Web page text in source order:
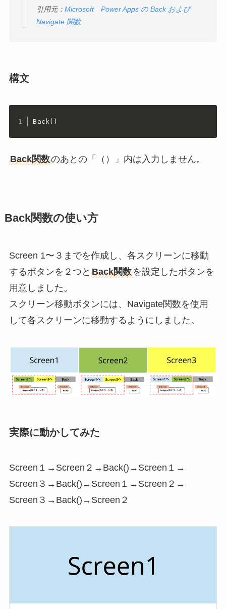
引用元： Microsoft Power Apps の Back および
Navigate 関数
構文
Back()
Back関数のあとの「（）」内は入力しません。
Back関数の使い方
Screen 1〜３までを作成し、各スクリーンに移動
するボタンを２つと Back関数を設定したボタンを
用意しました。
スクリーン移動ボタンには、Navigate関数を使用
して各スクリーンに移動するようにしました。
実際に動かしてみた
Screen１→Screen２→Back()→Screen１→
Screen３→Back()→Screen１→Screen２→
Screen３→Back()→Screen２